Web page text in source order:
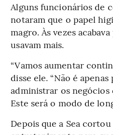
Alguns funcionários de
notaram que o papel
magro. Às vezes
usavam mais.
“Vamos aumentar
disse ele. “Não é
administrar os
Este será o modo de
Depois que a Sea